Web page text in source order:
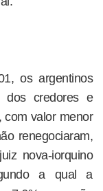
os argentinos
dos credores e
com valor menor
renegociaram,
nova-iorquino
a qual a